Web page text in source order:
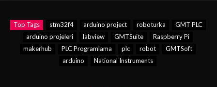
Top Tags stm32f4 arduino project roboturka
GMT PLC
arduino projeleri
labview GMTSuite
Raspberry Pi
makerhub
PLC Programlama plc robot
GMTSoft
arduino
National Instruments